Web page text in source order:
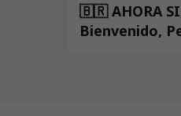
🇧🇷 AHORA
Bienvenido,